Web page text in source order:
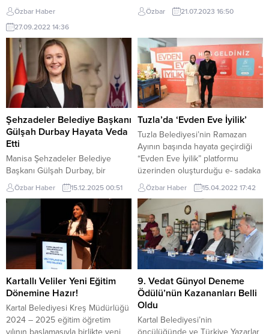
5’incisi düzenlenen Rumkale Su
Sporları Festivali nefes kesen
mücadelelere sahne oldu. Tuzla
Belediyesi destekleri ile
yarışmaya katılan Tuzla Balance
takımı Dragon Bot yarışlarında
üçüncü olarak, kupayı Tuzla’ya
getirdi. Gaziantep Büyükşehir
Belediyesi tarafından yapılan ve
bu yıl 5’incisi düzenlenen
Rumkale Su Sporları Festivali...
Özbar Haber
27.09.2022 14:36
etkinlikler ile buluşturmaya devam
eden Kartal Belediyesi, spor
çalışmaları hayata geçiriyor.
Gençlik ve Spor Hizmetleri
Müdürlüğü tarafından, ücretsiz
yaz spor eğitimleri tüm hızıyla
devam ederken, son olarak tenis
eğitimlerinin startı verildi. Kartal’ın
Spor Hayatında Bir Yenilik Daha...
Özbar 21.07.2023 16:50
Şehzadeler Belediye Başkanı
Gülşah Durbay Hayata Veda
Etti
Manisa Şehzadeler Belediye
Başkanı Gülşah Durbay, bir
süredir tedavi gördüğü
hastanede yaşamını yitirdi. 37
yaşındaki Durbay’ın vefatı
Manisa’da ve siyaset dünyasında
büyük üzüntü yarattı. Uzun
süredir sağlık sorunlarıyla
mücadele eden Gülşah Durbay’ın,
2008 yılında başlayan bağırsak
rahatsızlığı nedeniyle 2 Ağustos
2024’te İzmir Dokuz Eylül
Üniversitesi Hastanesi’nde
ameliyat olduğu, 4 Eylül...
Özbar Haber 15.12.2025 00:51
Tuzla’da ‘Evden Eve İyilik’
Tuzla Belediyesi’nin Ramazan
Ayının başında hayata geçirdiği
“Evden Eve İyilik” platformu
üzerinden oluşturduğu e- sadaka
taşı projesi, ihtiyaç sahibi
vatandaşlarla, yardım yapacak
vatandaşları buluşturdu.
Evdeneveiyilik internet sitesi
üzerinden yapılan yardımlar,
Gönül Elleri Çarşısı tarafından
yine internet sitesine başvuran
ihtiyaç sahibi vatandaşların
talepleri doğrultusunda
eşleştirilerek yerine ulaştırılıyor.
Türkiye’nin dört bir yanında...
Özbar Haber 15.04.2022 17:42
Kartallı Veliler Yeni Eğitim
Dönemine Hazır!
Kartal Belediyesi Kreş Müdürlüğü
2024 – 2025 eğitim öğretim
yılının başlamasıyla birlikte yeni
9. Vedat Günyol Deneme
Ödülü’nün Kazananları Belli
Oldu
Kartal Belediyesi’nin
öncülüğünde ve Türkiye Yazarlar